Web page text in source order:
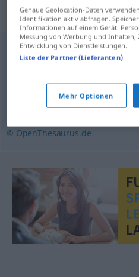
Synonyme für
Kleinigkeit,Detail
,Komponente,Stück
Gegenstand,Bestandteil,
© OpenThesaurus.de
Genaue Geolocation-Daten
Identifikation aktiv abfragen.
Informationen auf einem Gerät.
Messung von Werbung und
Entwicklung von Dienstleistungen.
Liste der Partner (Lieferanten)
Mehr Optionen